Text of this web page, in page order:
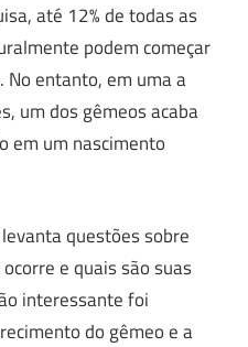
até 12% de todas as
podem começar
No entanto, em uma a
um dos gêmeos acaba
em um nascimento
questões sobre
e quais são suas
interessante foi
do gêmeo e a